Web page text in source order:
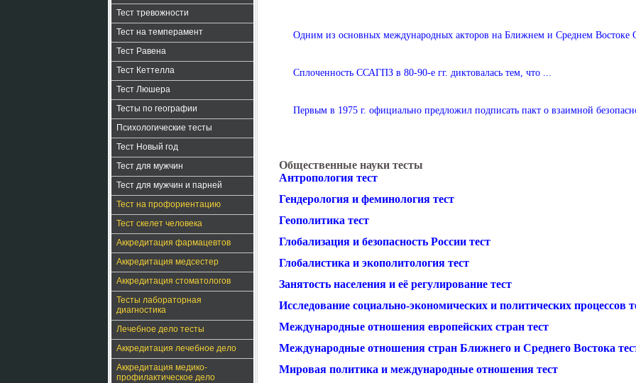
Тест тревожности
Тест на темперамент
Тест Равена
Тест Кеттелла
Тест Люшера
Тесты по географии
Психологические тесты
Тест Новый год
Тест для мужчин
Тест для мужчин и парней
Тест на профориентацию
Тест скелет человека
Аккредитация фармацевтов
Аккредитация медсестер
Аккредитация стоматологов
Тесты лабораторная
диагностика
Лечебное дело тесты
Аккредитация лечебное дело
Аккредитация медико-
профилактическое дело
Одним из основных международных акторов на Ближнем и Среднем
Сплоченность ССАГПЗ в 80-90-е гг. диктовалась тем, что ...
Первым в 1975 г. официально предложил подписать пакт о взаимной
Общественные науки тесты
Антропология тест
Гендерология и феминология тест
Геополитика тест
Глобализация и безопасность России тест
Глобалистика и экополитология тест
Занятость населения и её регулирование тест
Исследование социально-экономических и политических процессов
Международные отношения европейских стран тест
Международные отношения стран Ближнего и Среднего Востока
Мировая политика и международные отношения тест